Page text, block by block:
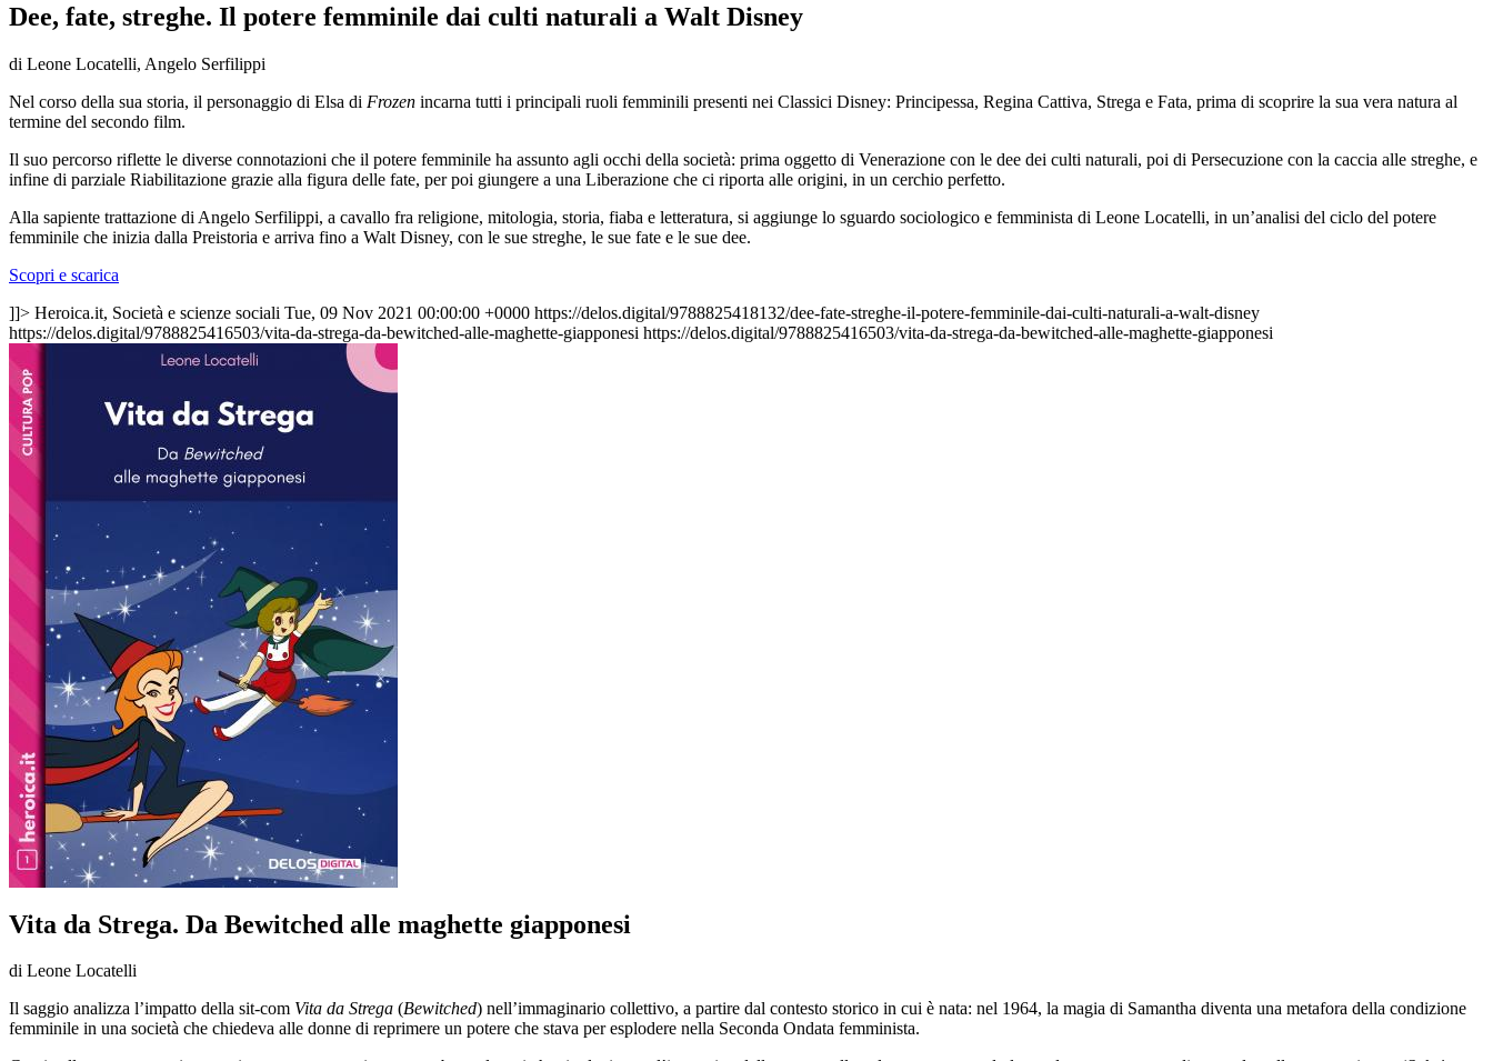
Dee, fate, streghe. Il potere femminile dai culti naturali a Walt Disney
di Leone Locatelli, Angelo Serfilippi
Nel corso della sua storia, il personaggio di Elsa di Frozen incarna tutti i principali ruoli femminili presenti nei Classici Disney: Principessa, Regina Cattiva, Strega e Fata, prima di scoprire la sua vera natura al
termine del secondo film.
Il suo percorso riflette le diverse connotazioni che il potere femminile ha assunto agli occhi della società: prima oggetto di Venerazione con le dee dei culti naturali, poi di Persecuzione con la caccia alle streghe, e
infine di parziale Riabilitazione grazie alla figura delle fate, per poi giungere a una Liberazione che ci riporta alle origini, in un cerchio perfetto.
Alla sapiente trattazione di Angelo Serfilippi, a cavallo fra religione, mitologia, storia, fiaba e letteratura, si aggiunge lo sguardo sociologico e femminista di Leone Locatelli, in un’analisi del ciclo del potere
femminile che inizia dalla Preistoria e arriva fino a Walt Disney, con le sue streghe, le sue fate e le sue dee.
Scopri e scarica
]]> Heroica.it, Società e scienze sociali Tue, 09 Nov 2021 00:00:00 +0000 https://delos.digital/9788825418132/dee-fate-streghe-il-potere-femminile-dai-culti-naturali-a-walt-disney
https://delos.digital/9788825416503/vita-da-strega-da-bewitched-alle-maghette-giapponesi https://delos.digital/9788825416503/vita-da-strega-da-bewitched-alle-maghette-giapponesi
Vita da Strega. Da Bewitched alle maghette giapponesi
di Leone Locatelli
Il saggio analizza l’impatto della sit-com Vita da Strega (Bewitched) nell’immaginario collettivo, a partire dal contesto storico in cui è nata: nel 1964, la magia di Samantha diventa una metafora della condizione
femminile in una società che chiedeva alle donne di reprimere un potere che stava per esplodere nella Seconda Ondata femminista.